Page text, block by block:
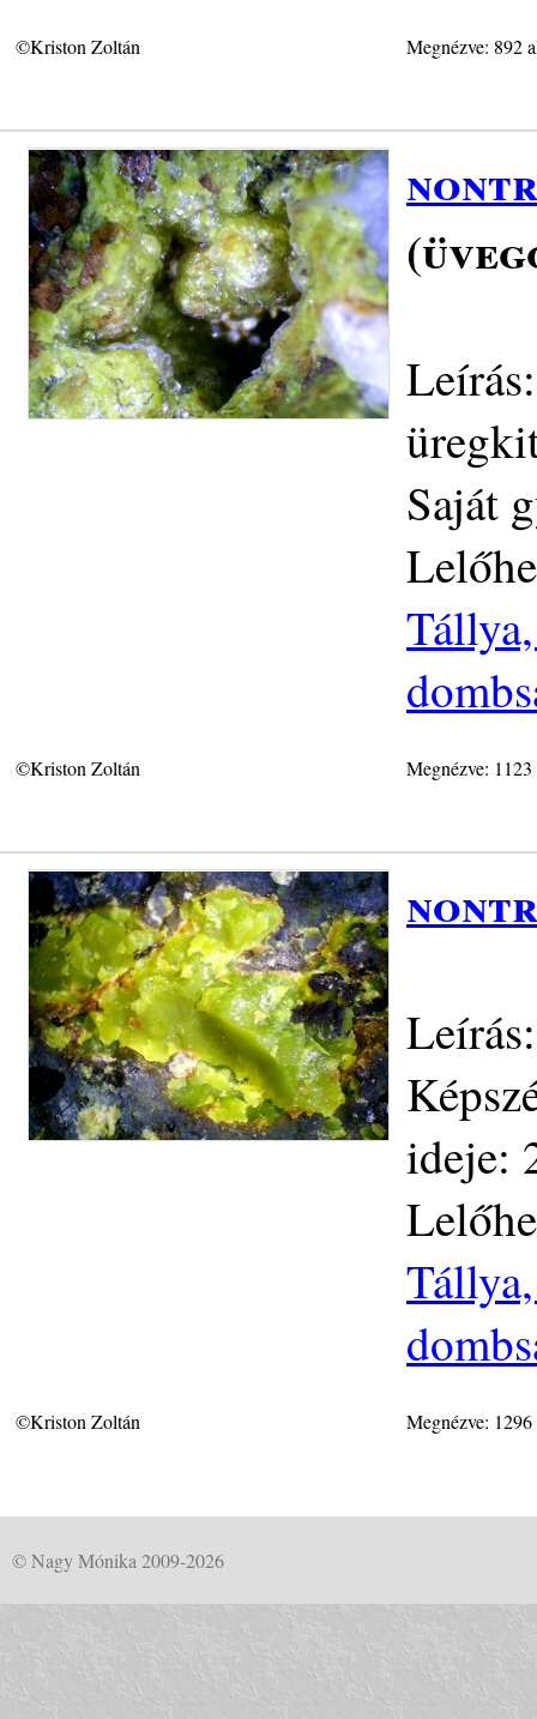
©Kriston Zoltán Megnézve: 892
Saját
©Kriston Zoltán Megnézve:
ideje:
©Kriston Zoltán Megnézve:
© Nagy Mónika 2009-2026